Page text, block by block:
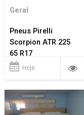
Geral
Pneus Pirelli
Scorpion ATR 225
65 R17
Hoje